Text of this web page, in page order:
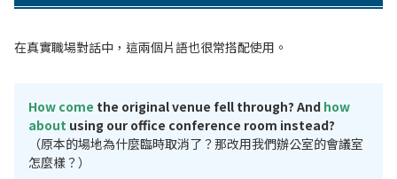
在真實職場對話中，這兩個片語也很常搭配使用。
How come the original venue fell through? And how
about using our office conference room instead?
（原本的場地為什麼臨時取消了？那改用我們辦公室的會議室
怎麼樣？）